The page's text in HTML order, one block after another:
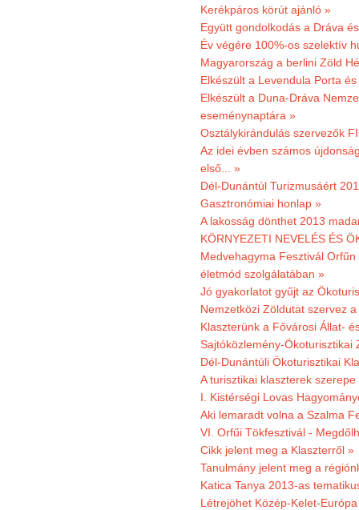
Kerékpáros körút ajánló »
Együtt gondolkodás a Dráva
Év végére 100%-os szelektív
Magyarország a berlini Zöld
Elkészült a Levendula Porta
Elkészült a Duna-Dráva
eseménynaptára »
Osztálykirándulás szervezők
Az idei évben számos
első... »
Dél-Dunántúl Turizmusáért
Gasztronómiai honlap »
A lakosság dönthet 2013
KÖRNYEZETI NEVELÉS ÉS
Medvehagyma Fesztivál
életmód szolgálatában »
Jó gyakorlatot gyűjt az
Nemzetközi Zöldutat szervez
Klaszterünk a Fővárosi Állat-
Sajtóközlemény-Ökoturisztikai
Dél-Dunántúli Ökoturisztikai
A turisztikai klaszterek
I. Kistérségi Lovas
Aki lemaradt volna a Szalma
VI. Orfűi Tökfesztivál -
Cikk jelent meg a Klaszterről »
Tanulmány jelent meg a
Katica Tanya 2013-as
Létrejöhet Közép-Kelet-